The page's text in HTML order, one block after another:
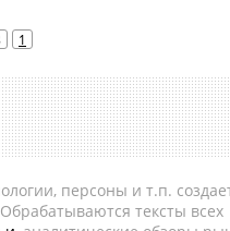
1
персоны и т.п.
тексты всех